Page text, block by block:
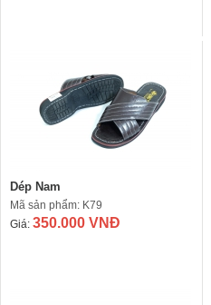
Dép Nam
Mã sản phẩm: K79
Giá: 350.000 VNĐ